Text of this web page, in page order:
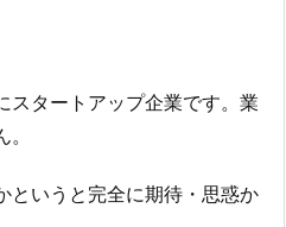
スタートアップ企業です。業
というと完全に期待・思惑か